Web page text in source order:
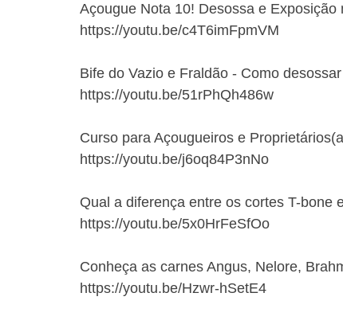
Açougue Nota 10! Desossa e Exposição
https://youtu.be/c4T6imFpmVM
Bife do Vazio e Fraldão - Como
https://youtu.be/51rPhQh486w
Curso para Açougueiros e
https://youtu.be/j6oq84P3nNo
Qual a diferença entre os cortes T-bone
https://youtu.be/5x0HrFeSfOo
Conheça as carnes Angus, Nelore,
https://youtu.be/Hzwr-hSetE4